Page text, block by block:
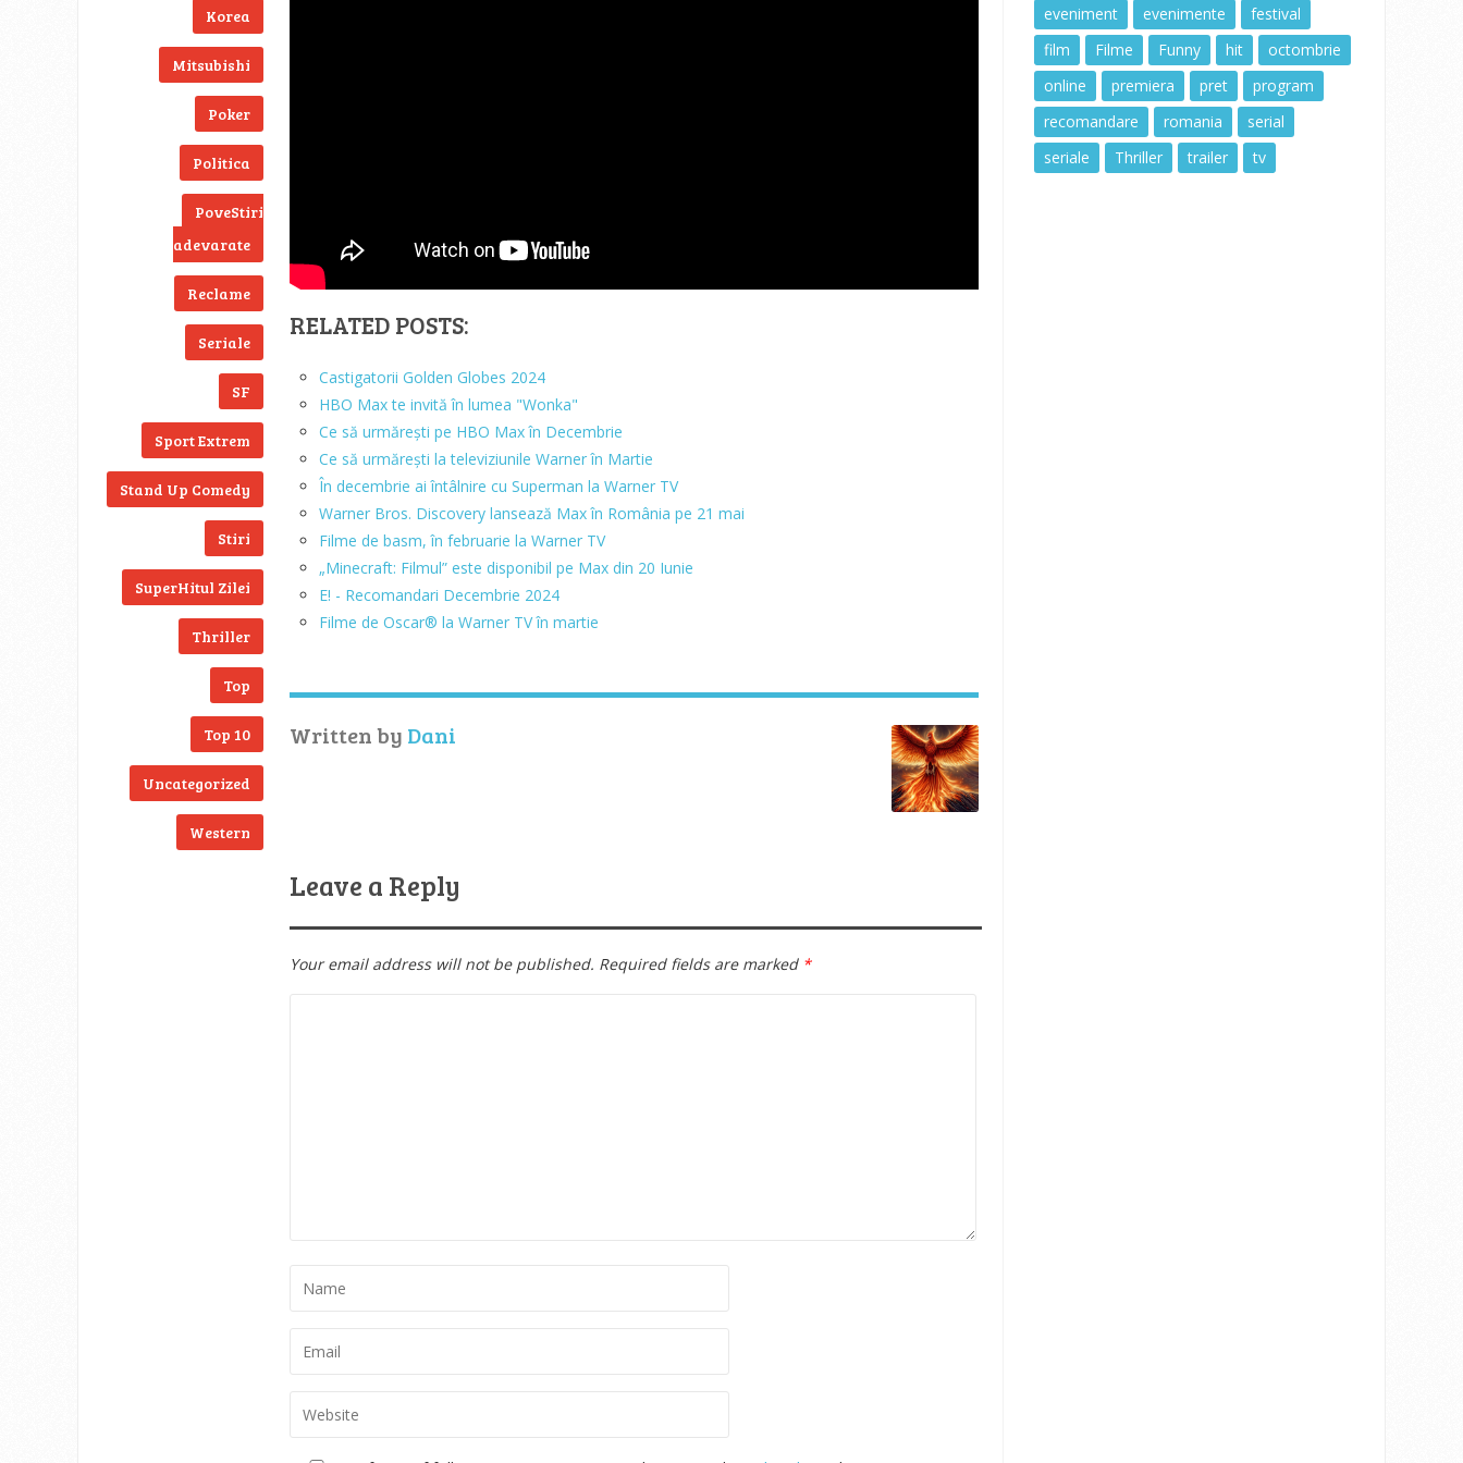
Korea
Mitsubishi
Poker
Politica
PoveStiri
adevarate
Reclame
Seriale
SF
Sport Extrem
Stand Up Comedy
Stiri
SuperHitul Zilei
Thriller
Top
Top 10
Uncategorized
Western
RELATED POSTS:
Castigatorii Golden Globes 2024
HBO Max te invită în lumea "Wonka"
Ce să urmărești pe HBO Max în Decembrie
Ce să urmărești la televiziunile Warner în Martie
În decembrie ai întâlnire cu Superman la Warner TV
Warner Bros. Discovery lansează Max în România pe 21 mai
Filme de basm, în februarie la Warner TV
„Minecraft: Filmul” este disponibil pe Max din 20 Iunie
E! - Recomandari Decembrie 2024
Filme de Oscar® la Warner TV în martie
Written by Dani
Leave a Reply
Your email address will not be published. Required fields are marked *
eveniment
evenimente
festival
film
Filme Funny hit
octombrie
online
premiera pret
program
recomandare
romania
serial
seriale
Thriller trailer tv